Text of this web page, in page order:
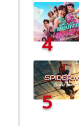
4
5